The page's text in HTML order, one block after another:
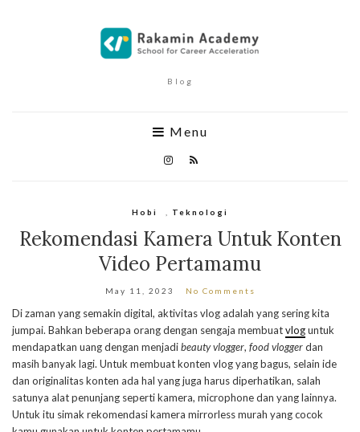
Blog
Menu
Hobi Teknologi
Rekomendasi Kamera Untuk Konten
Video Pertamamu
May 11, 2023 No Comments
Di zaman yang semakin digital, aktivitas vlog adalah yang sering kita
jumpai. Bahkan beberapa orang dengan sengaja membuatvloguntuk
mendapatkan uang dengan menjadibeauty vlogger, food vloggerdan
masih banyak lagi. Untuk membuat konten vlog yang bagus, selain ide
dan originalitas konten ada hal yang juga harus diperhatikan, salah
satunya alat penunjang seperti kamera, microphone dan yang lainnya.
Untuk itu simak rekomendasi kamera mirrorless murah yang cocok